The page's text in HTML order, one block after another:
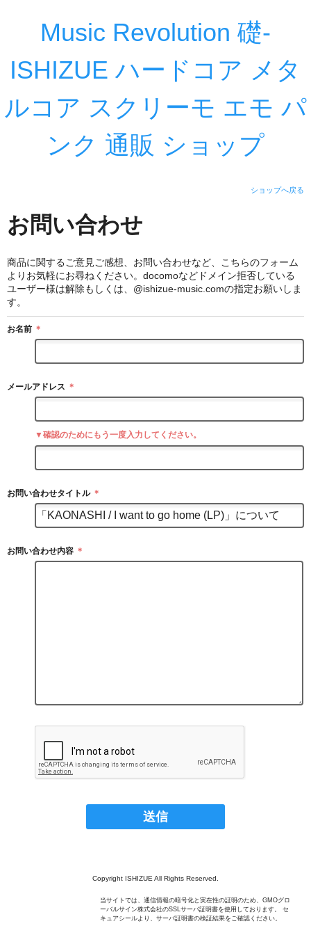
Music Revolution 礎-
ISHIZUE ハードコア メタ
ルコア スクリーモ エモ パ
ンク 通販 ショップ
ショップへ戻る
お問い合わせ
商品に関するご意見ご感想、お問い合わせなど、こちらのフォーム
よりお気軽にお尋ねください。docomoなどドメイン拒否している
ユーザー様は解除もしくは、@ishizue-music.comの指定お願いしま
す。
お名前 ＊
メールアドレス ＊
▼確認のためにもう一度入力してください。
お問い合わせタイトル ＊
お問い合わせ内容 ＊
Copyright ISHIZUE All Rights Reserved.
当サイトでは、通信情報の暗号化と実在性の証明のため、GMOグロ
ーバルサイン株式会社のSSLサーバ証明書を使用しております。 セ
キュアシールより、サーバ証明書の検証結果をご確認ください。